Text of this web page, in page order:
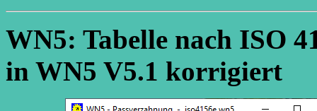
WN5: Tabelle nach ISO
in WN5 V5.1 korrigiert